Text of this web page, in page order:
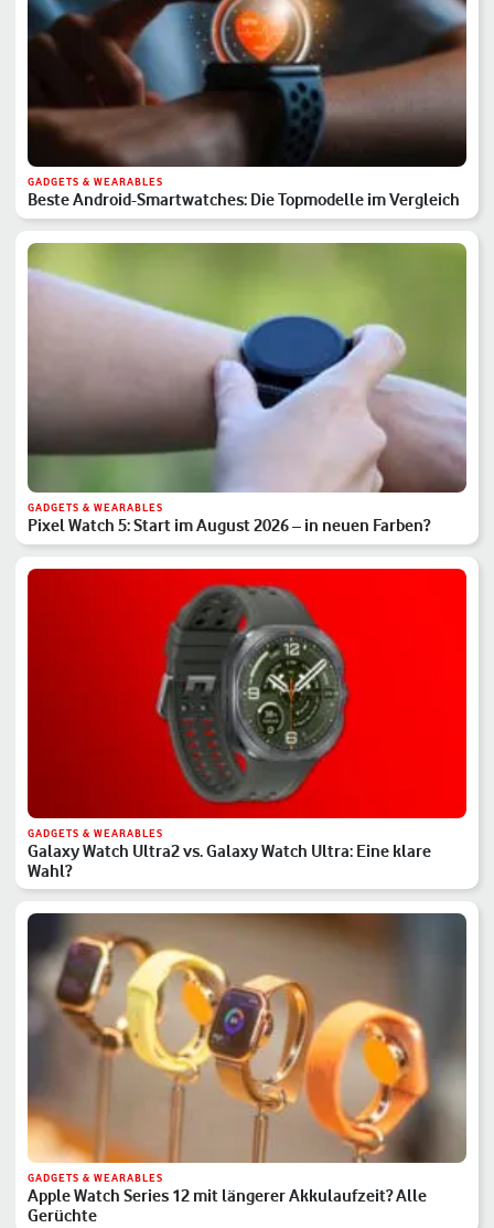
GADGETS & WEARABLES
Beste Android-Smartwatches: Die Topmodelle im Vergleich
GADGETS & WEARABLES
Pixel Watch 5: Start im August 2026 – in neuen Farben?
GADGETS & WEARABLES
Galaxy Watch Ultra2 vs. Galaxy Watch Ultra: Eine klare
Wahl?
GADGETS & WEARABLES
Apple Watch Series 12 mit längerer Akkulaufzeit? Alle
Gerüchte